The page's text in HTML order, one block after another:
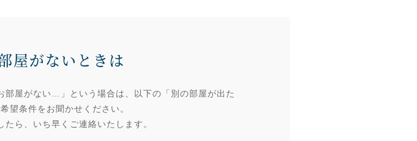
屋がないときは
部屋がない…」という場合は、以下の「別の部屋が出た
望条件をお聞かせください。
ら、いち早くご連絡いたします。